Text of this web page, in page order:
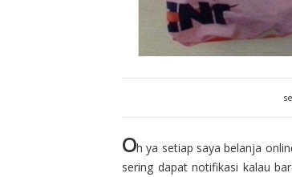
Oh ya setiap saya belanja
sering dapat notifikasi kalau